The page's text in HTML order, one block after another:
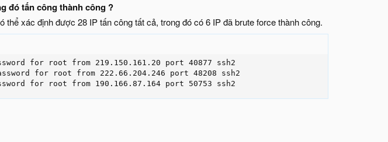
đó tấn công thành công ?
xác định được 28 IP tấn công tất cả, trong đó có 6 IP đã brute force thành công.
for root from 219.150.161.20 port 40877 ssh2
for root from 222.66.204.246 port 48208 ssh2
for root from 190.166.87.164 port 50753 ssh2